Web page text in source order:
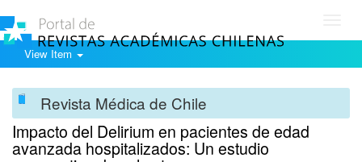
View Item
Revista Médica de Chile
Impacto del Delirium en pacientes de edad
avanzada hospitalizados: Un estudio